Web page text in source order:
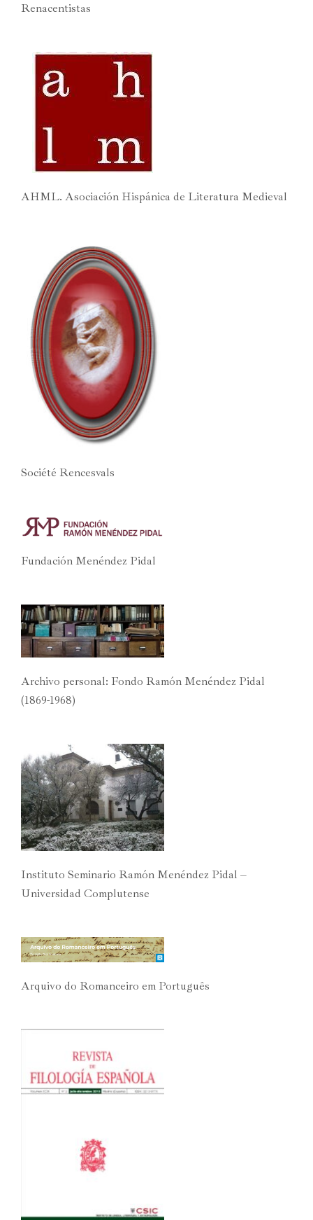
Renacentistas
AHML. Asociación Hispánica de Literatura Medieval
Société Rencesvals
Fundación Menéndez Pidal
Archivo personal: Fondo Ramón Menéndez Pidal
(1869-1968)
Instituto Seminario Ramón Menéndez Pidal –
Universidad Complutense
Arquivo do Romanceiro em Português